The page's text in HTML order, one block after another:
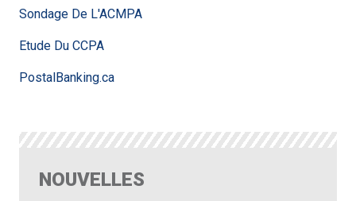
Sondage De L'ACMPA
Etude Du CCPA
PostalBanking.ca
NOUVELLES